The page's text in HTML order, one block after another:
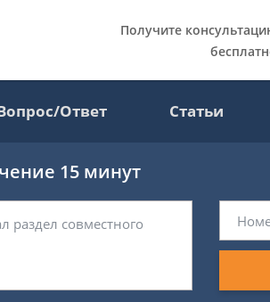
Получите
Ответ Статьи
15 минут